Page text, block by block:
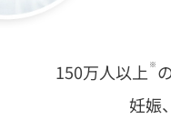
150万人以上 ※
妊娠